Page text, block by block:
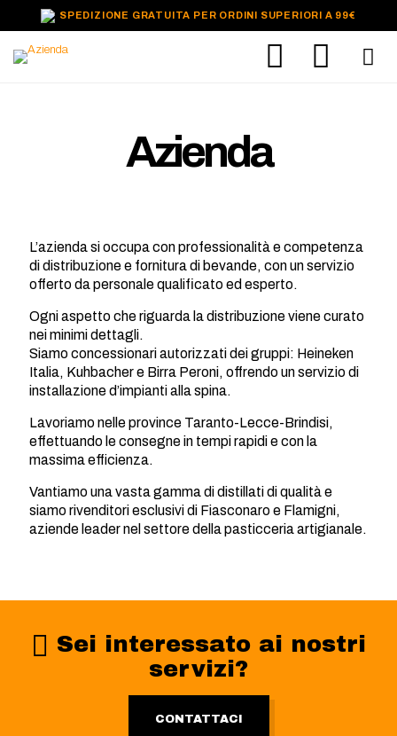
SPEDIZIONE GRATUITA PER ORDINI SUPERIORI A 99€
Azienda
L’azienda si occupa con professionalità e competenza
di distribuzione e fornitura di bevande, con un servizio
offerto da personale qualificato ed esperto.
Ogni aspetto che riguarda la distribuzione viene curato
nei minimi dettagli.
Siamo concessionari autorizzati dei gruppi: Heineken
Italia, Kuhbacher e Birra Peroni, offrendo un servizio di
installazione d’impianti alla spina.
Lavoriamo nelle province Taranto-Lecce-Brindisi,
effettuando le consegne in tempi rapidi e con la
massima efficienza.
Vantiamo una vasta gamma di distillati di qualità e
siamo rivenditori esclusivi di Fiasconaro e Flamigni,
aziende leader nel settore della pasticceria artigianale.
Sei interessato ai nostri
servizi?
CONTATTACI